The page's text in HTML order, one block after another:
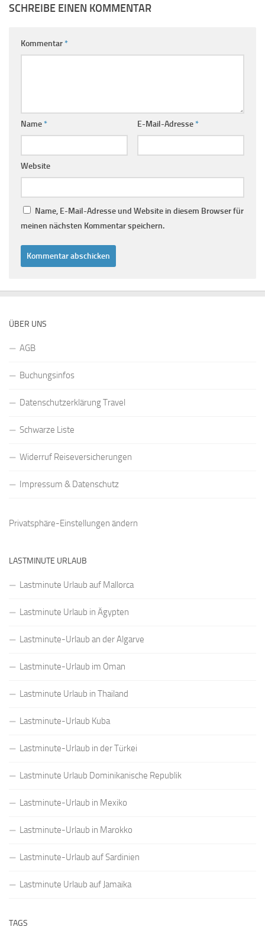
SCHREIBE EINEN KOMMENTAR
Kommentar*
Name* E-Mail-Adresse*
Website
Name, E-Mail-Adresse und Website in diesem Browser für
meinen nächsten Kommentar speichern.
ÜBER UNS
AGB
Buchungsinfos
Datenschutzerklärung Travel
Schwarze Liste
Widerruf Reiseversicherungen
Impressum & Datenschutz
Privatsphäre-Einstellungen ändern
LASTMINUTE URLAUB
Lastminute Urlaub auf Mallorca
Lastminute Urlaub in Ägypten
Lastminute-Urlaub an der Algarve
Lastminute-Urlaub im Oman
Lastminute Urlaub in Thailand
Lastminute-Urlaub Kuba
Lastminute-Urlaub in der Türkei
Lastminute Urlaub Dominikanische Republik
Lastminute-Urlaub in Mexiko
Lastminute-Urlaub in Marokko
Lastminute-Urlaub auf Sardinien
Lastminute Urlaub auf Jamaika
TAGS